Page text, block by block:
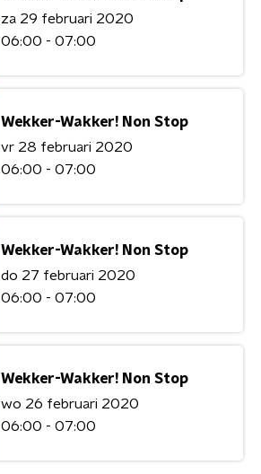
za 29 februari 2020
06:00 - 07:00
Wekker-Wakker! Non Stop
vr 28 februari 2020
06:00 - 07:00
Wekker-Wakker! Non Stop
do 27 februari 2020
06:00 - 07:00
Wekker-Wakker! Non Stop
wo 26 februari 2020
06:00 - 07:00